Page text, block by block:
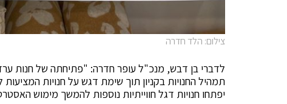
צילום: הלד חדרה
לדברי בן דבש, מנכ"ל עופר חדרה: "פתיחתה של חנות
תמהיל החנויות בקניון תוך שימת דגש על חנויות
יפתחו חנויות דגל חווייתיות נוספות להמשך מימוש